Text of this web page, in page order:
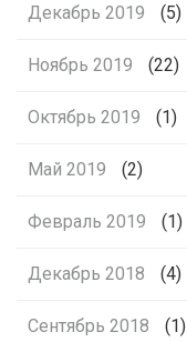
Декабрь 2019 (5)
Ноябрь 2019 (22)
Октябрь 2019 (1)
Май 2019 (2)
Февраль 2019 (1)
Декабрь 2018 (4)
Сентябрь 2018 (1)